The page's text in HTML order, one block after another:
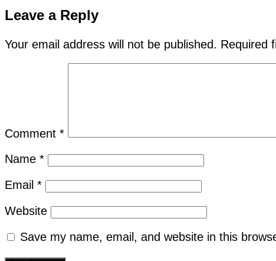
Leave a Reply
Your email address will not be published. Required
Comment *
Name *
Email *
Website
Save my name, email, and website in this